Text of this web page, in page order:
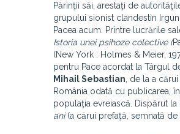
Părinţii săi, arestaţi de
grupului sionist clandestin
Pacea acum. Printre lucrările
Istoria unei psihoze colective (
(New York : Holmes & Meier,
pentru Pace acordat la Târgul
Mihail Sebastian , de la a
România odată cu publicarea,
populaţia evreiască. Dispărut
ani(a cărui prefaţă, semnată